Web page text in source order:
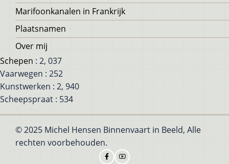
Marifoonkanalen in Frankrijk
Plaatsnamen
Over mij
Schepen : 2, 037
Vaarwegen : 252
Kunstwerken : 2, 940
Scheepspraat : 534
© 2025 Michel Hensen Binnenvaart in Beeld, Alle
rechten voorbehouden.